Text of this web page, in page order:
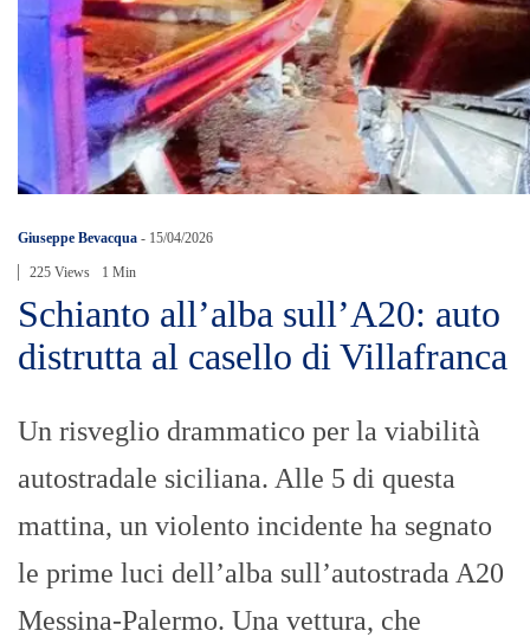
Giuseppe Bevacqua - 15/04/2026
225 Views 1 Min
Schianto all’alba sull’A20: auto
distrutta al casello di Villafranca
Un risveglio drammatico per la viabilità
autostradale siciliana. Alle 5 di questa
mattina, un violento incidente ha segnato
le prime luci dell’alba sull’autostrada A20
Messina-Palermo. Una vettura, che